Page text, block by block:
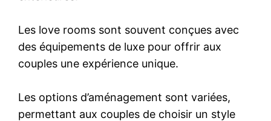
Les love rooms sont souvent conçues avec
des équipements de luxe pour offrir aux
couples une expérience unique.
Les options d’aménagement sont variées,
permettant aux couples de choisir un style